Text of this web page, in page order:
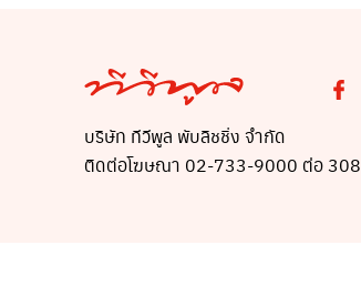
บริษัท ทีวีพูล พับลิชชิ่ง จำกัด
ติดต่อโฆษณา 02-733-9000 ต่อ 308